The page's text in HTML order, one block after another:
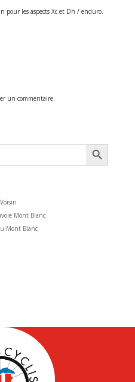
pour les aspects Xc et Dh / enduro.
un commentaire.
Search Button
Mont Blanc
Mont Blanc